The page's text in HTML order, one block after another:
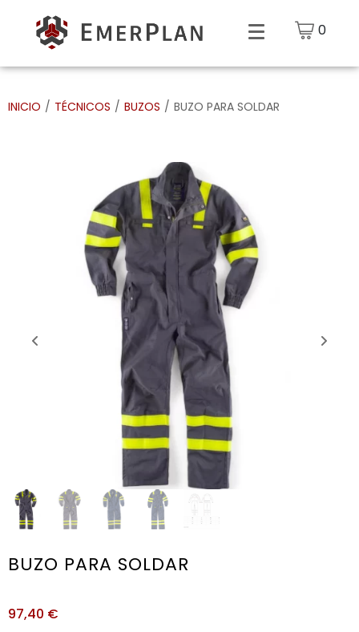
0
INICIO / TÉCNICOS / BUZOS / BUZO PARA SOLDAR
BUZO PARA SOLDAR
97,40 €